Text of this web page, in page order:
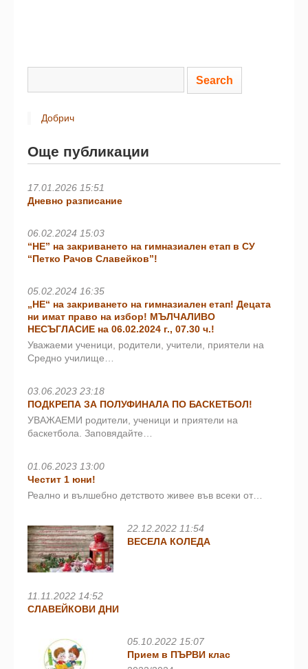
Добрич
Още публикации
17.01.2026 15:51
Дневно разписание
06.02.2024 15:03
“НЕ” на закриването на гимназиален етап в СУ
“Петко Рачов Славейков”!
05.02.2024 16:35
„НЕ“ на закриването на гимназиален етап! Децата
ни имат право на избор! МЪЛЧАЛИВО
НЕСЪГЛАСИЕ на 06.02.2024 г., 07.30 ч.!
Уважаеми ученици, родители, учители, приятели на
Средно училище…
03.06.2023 23:18
ПОДКРЕПА ЗА ПОЛУФИНАЛА ПО БАСКЕТБОЛ!
УВАЖАЕМИ родители, ученици и приятели на
баскетбола. Заповядайте…
01.06.2023 13:00
Честит 1 юни!
Реално и вълшебно детството живее във всеки от…
22.12.2022 11:54
ВЕСЕЛА КОЛЕДА
11.11.2022 14:52
СЛАВЕЙКОВИ ДНИ
05.10.2022 15:07
Прием в ПЪРВИ клас